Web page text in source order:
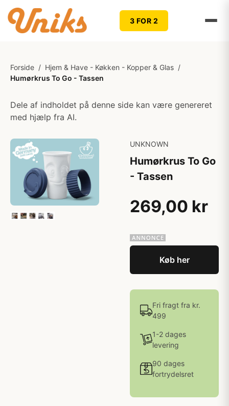
3 FOR 2
Forside / Hjem & Have - Køkken - Kopper & Glas /
Humørkrus To Go - Tassen
Dele af indholdet på denne side kan være genereret
med hjælp fra AI.
UNKNOWN
Humørkrus To Go
- Tassen
269,00 kr
Køb her
Fri fragt fra kr.
499
1-2 dages
levering
90 dages
fortrydelsret